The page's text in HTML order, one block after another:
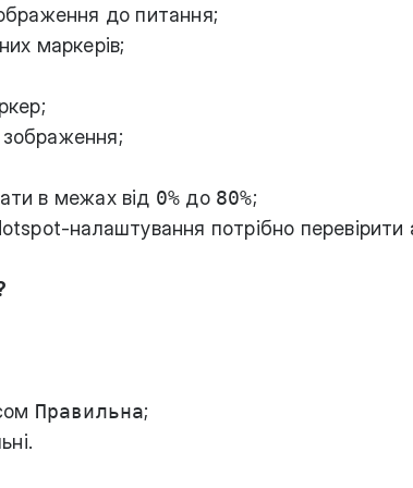
до питання;
маркерів;
в межах від 0% до 80%;
налаштування потрібно перевірити
Правильна;